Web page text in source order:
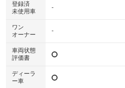
登録済
未使用車
-
ワン
オーナー
-
車両状態
評価書
ディーラ
ー車